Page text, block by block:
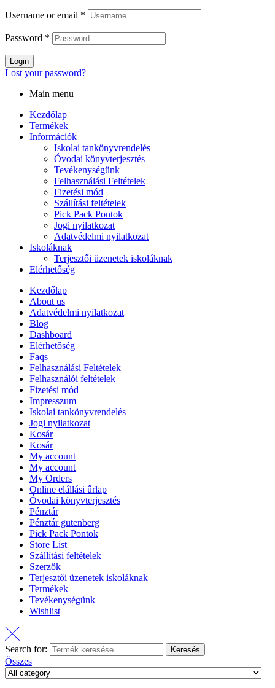
Username or email *
Password *
Login
Lost your password?
Main menu
Kezdőlap
Termékek
Információk
Iskolai tankönyvrendelés
Óvodai könyvterjesztés
Tevékenységünk
Felhasználási Feltételek
Fizetési mód
Szállítási feltételek
Pick Pack Pontok
Jogi nyilatkozat
Adatvédelmi nyilatkozat
Iskoláknak
Terjesztői üzenetek iskoláknak
Elérhetőség
Kezdőlap
About us
Adatvédelmi nyilatkozat
Blog
Dashboard
Elérhetőség
Faqs
Felhasználási Feltételek
Felhasználói feltételek
Fizetési mód
Impresszum
Iskolai tankönyvrendelés
Jogi nyilatkozat
Kosár
Kosár
My account
My account
My Orders
Online elállási űrlap
Óvodai könyvterjesztés
Pénztár
Pénztár gutenberg
Pick Pack Pontok
Store List
Szállítási feltételek
Szerzők
Terjesztői üzenetek iskoláknak
Termékek
Tevékenységünk
Wishlist
Search for: Keresés
Összes